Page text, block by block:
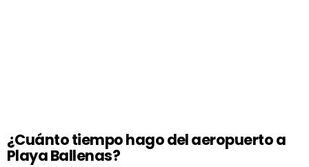
¿Cuánto tiempo hago del aeropuerto a
Playa Ballenas?